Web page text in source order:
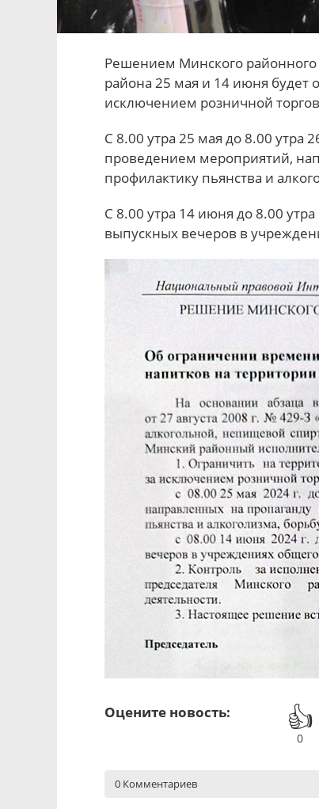
Решением Минского районного
района 25 мая и 14 июня будет
исключением розничной
С 8.00 утра 25 мая до 8.00 утра
проведением мероприятий,
профилактику пьянства и
С 8.00 утра 14 июня до 8.00
выпускных вечеров в
Оцените новость: 👍
0
0 Комментариев